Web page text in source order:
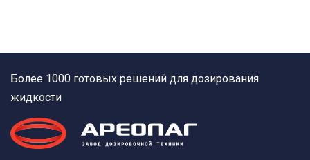
Более 1000 готовых решений для дозирования
жидкости